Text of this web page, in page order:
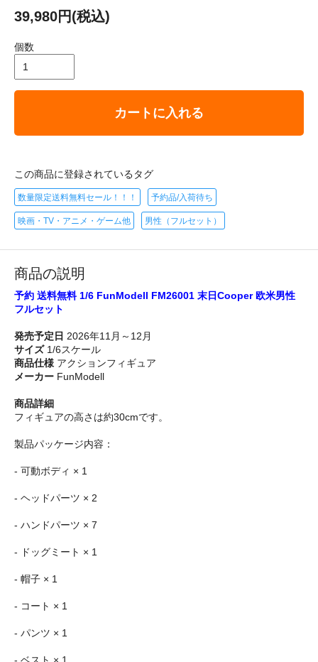
39,980円(税込)
個数
カートに入れる
この商品に登録されているタグ
数量限定送料無料セール！！！ 予約品/入荷待ち
映画・TV・アニメ・ゲーム他 男性（フルセット）
商品の説明
予約 送料無料 1/6 FunModell FM26001 末日Cooper 欧米男性
フルセット
発売予定日 2026年11月～12月
サイズ1/6スケール
商品仕様 アクションフィギュア
メーカー FunModell
商品詳細
フィギュアの高さは約30cmです。
製品パッケージ内容：
- 可動ボディ × 1
- ヘッドパーツ × 2
- ハンドパーツ × 7
- ドッグミート × 1
- 帽子 × 1
- コート × 1
- パンツ × 1
- ベスト × 1